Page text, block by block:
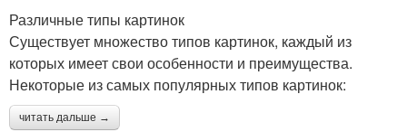
Различные типы картинок
Существует множество типов картинок, каждый из
которых имеет свои особенности и преимущества.
Некоторые из самых популярных типов картинок:
читать дальше →